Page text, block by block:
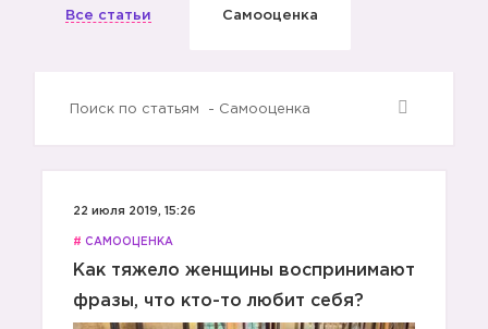
Все статьи Самооценка
22 июля 2019, 15:26
# САМООЦЕНКА
Как тяжело женщины воспринимают
фразы, что кто-то любит себя?